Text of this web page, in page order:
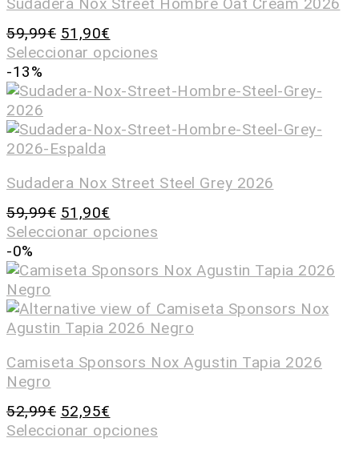
59,99€ 51,90€
Seleccionar opciones
-13%
Sudadera Nox Street Steel Grey 2026
59,99€ 51,90€
Seleccionar opciones
-0%
Camiseta Sponsors Nox Agustin Tapia 2026
Negro
52,99€ 52,95€
Seleccionar opciones